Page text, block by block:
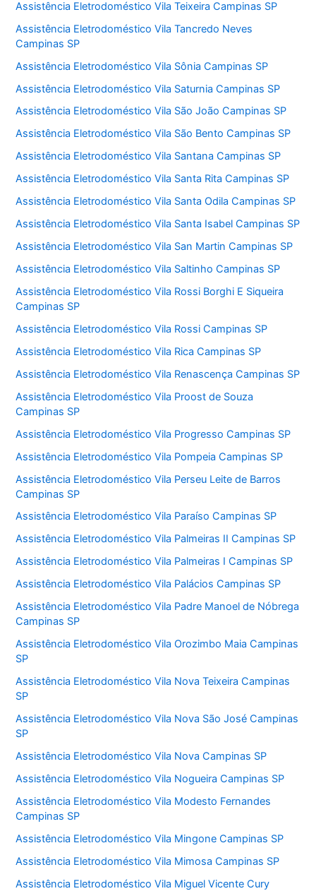
Assistência Eletrodoméstico Vila Teixeira Campinas SP
Assistência Eletrodoméstico Vila Tancredo Neves
Campinas SP
Assistência Eletrodoméstico Vila Sônia Campinas SP
Assistência Eletrodoméstico Vila Saturnia Campinas SP
Assistência Eletrodoméstico Vila São João Campinas SP
Assistência Eletrodoméstico Vila São Bento Campinas SP
Assistência Eletrodoméstico Vila Santana Campinas SP
Assistência Eletrodoméstico Vila Santa Rita Campinas SP
Assistência Eletrodoméstico Vila Santa Odila Campinas SP
Assistência Eletrodoméstico Vila Santa Isabel Campinas SP
Assistência Eletrodoméstico Vila San Martin Campinas SP
Assistência Eletrodoméstico Vila Saltinho Campinas SP
Assistência Eletrodoméstico Vila Rossi Borghi E Siqueira
Campinas SP
Assistência Eletrodoméstico Vila Rossi Campinas SP
Assistência Eletrodoméstico Vila Rica Campinas SP
Assistência Eletrodoméstico Vila Renascença Campinas SP
Assistência Eletrodoméstico Vila Proost de Souza
Campinas SP
Assistência Eletrodoméstico Vila Progresso Campinas SP
Assistência Eletrodoméstico Vila Pompeia Campinas SP
Assistência Eletrodoméstico Vila Perseu Leite de Barros
Campinas SP
Assistência Eletrodoméstico Vila Paraíso Campinas SP
Assistência Eletrodoméstico Vila Palmeiras II Campinas SP
Assistência Eletrodoméstico Vila Palmeiras I Campinas SP
Assistência Eletrodoméstico Vila Palácios Campinas SP
Assistência Eletrodoméstico Vila Padre Manoel de Nóbrega
Campinas SP
Assistência Eletrodoméstico Vila Orozimbo Maia Campinas
SP
Assistência Eletrodoméstico Vila Nova Teixeira Campinas
SP
Assistência Eletrodoméstico Vila Nova São José Campinas
SP
Assistência Eletrodoméstico Vila Nova Campinas SP
Assistência Eletrodoméstico Vila Nogueira Campinas SP
Assistência Eletrodoméstico Vila Modesto Fernandes
Campinas SP
Assistência Eletrodoméstico Vila Mingone Campinas SP
Assistência Eletrodoméstico Vila Mimosa Campinas SP
Assistência Eletrodoméstico Vila Miguel Vicente Cury